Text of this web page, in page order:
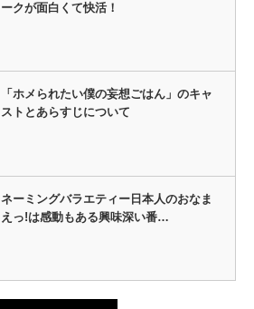
ークが面白くて快活！
「ホメられたい僕の妄想ごはん」のキャ
ストとあらすじについて
ネーミングバラエティー日本人のおなま
えっ!は感動もある興味深い番…